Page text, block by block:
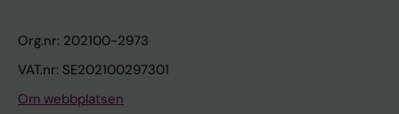
Org.nr: 202100-2973
VAT.nr: SE202100297301
Om webbplatsen